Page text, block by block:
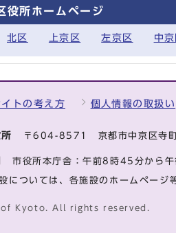
役所ホームページ
北区 上京区 左京区 中
イトの考え方 個人情報の取扱い
所 〒604-8571 京都市中京区寺
市役所本庁舎：午前8時45分から
については、各施設のホームページ
Kyoto. All rights reserved.